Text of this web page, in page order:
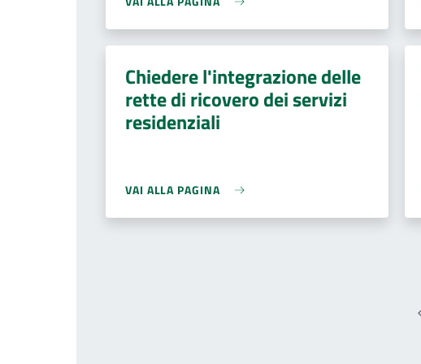
Chiedere l'integrazione delle
rette di ricovero dei servizi
residenziali
VAI ALLA PAGINA